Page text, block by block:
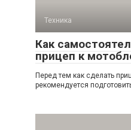
Техника
Как
прицеп к
Перед тем как сделать
рекомендуется